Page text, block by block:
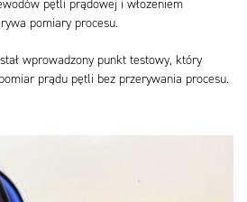
pętli prądowej i włożeniem
pomiary procesu.
wprowadzony punkt testowy, który
prądu pętli bez przerywania procesu.